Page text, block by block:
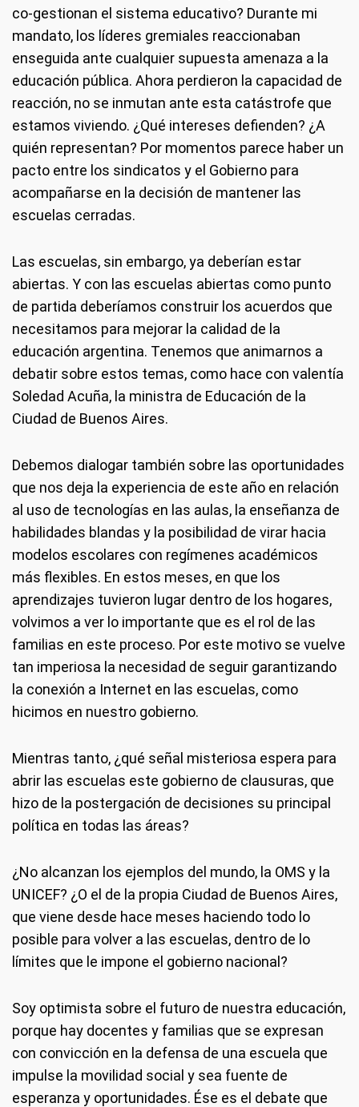
co-gestionan el sistema educativo? Durante mi
mandato, los líderes gremiales reaccionaban
enseguida ante cualquier supuesta amenaza a la
educación pública. Ahora perdieron la capacidad de
reacción, no se inmutan ante esta catástrofe que
estamos viviendo. ¿Qué intereses defienden? ¿A
quién representan? Por momentos parece haber un
pacto entre los sindicatos y el Gobierno para
acompañarse en la decisión de mantener las
escuelas cerradas.
Las escuelas, sin embargo, ya deberían estar
abiertas. Y con las escuelas abiertas como punto
de partida deberíamos construir los acuerdos que
necesitamos para mejorar la calidad de la
educación argentina. Tenemos que animarnos a
debatir sobre estos temas, como hace con valentía
Soledad Acuña, la ministra de Educación de la
Ciudad de Buenos Aires.
Debemos dialogar también sobre las oportunidades
que nos deja la experiencia de este año en relación
al uso de tecnologías en las aulas, la enseñanza de
habilidades blandas y la posibilidad de virar hacia
modelos escolares con regímenes académicos
más flexibles. En estos meses, en que los
aprendizajes tuvieron lugar dentro de los hogares,
volvimos a ver lo importante que es el rol de las
familias en este proceso. Por este motivo se vuelve
tan imperiosa la necesidad de seguir garantizando
la conexión a Internet en las escuelas, como
hicimos en nuestro gobierno.
Mientras tanto, ¿qué señal misteriosa espera para
abrir las escuelas este gobierno de clausuras, que
hizo de la postergación de decisiones su principal
política en todas las áreas?
¿No alcanzan los ejemplos del mundo, la OMS y la
UNICEF? ¿O el de la propia Ciudad de Buenos Aires,
que viene desde hace meses haciendo todo lo
posible para volver a las escuelas, dentro de lo
límites que le impone el gobierno nacional?
Soy optimista sobre el futuro de nuestra educación,
porque hay docentes y familias que se expresan
con convicción en la defensa de una escuela que
impulse la movilidad social y sea fuente de
esperanza y oportunidades. Ése es el debate que